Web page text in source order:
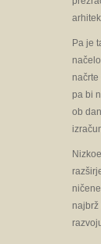
Pa je
pa bi
ob